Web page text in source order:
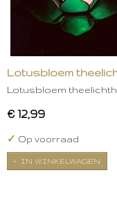
Lotusbloem
Lotusbloem
€ 12,99
✓ Op voorraad
IN WINKELWAGEN